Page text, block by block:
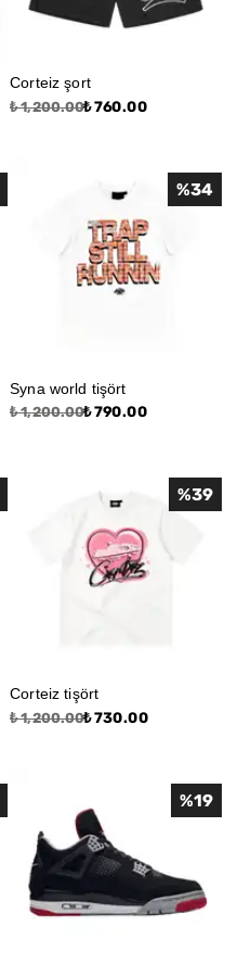
Corteiz şort
₺ 1,200.00₺ 760.00
Syna world tişört
₺ 1,200.00₺ 790.00
%34
Corteiz tişört
₺ 1,200.00₺ 730.00
%39
%19